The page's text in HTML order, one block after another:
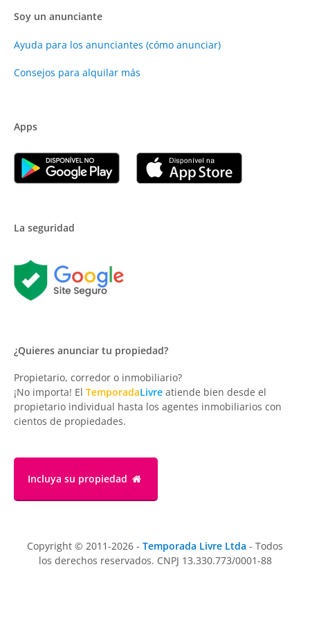
Soy un anunciante
Ayuda para los anunciantes (cómo anunciar)
Consejos para alquilar más
Apps
La seguridad
¿Quieres anunciar tu propiedad?
Propietario, corredor o inmobiliario?
¡No importa! El TemporadaLivre atiende bien desde el
propietario individual hasta los agentes inmobiliarios con
cientos de propiedades.
Incluya su propiedad
Copyright © 2011-2026 - Temporada Livre Ltda - Todos
los derechos reservados. CNPJ 13.330.773/0001-88